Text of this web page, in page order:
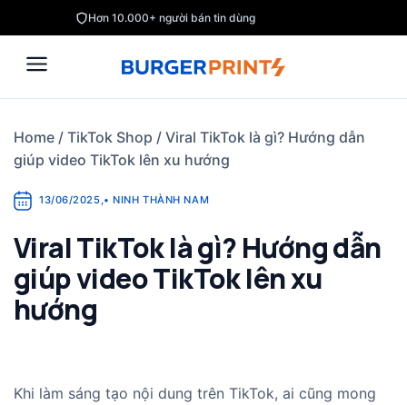
to
content
Hơn 10.000+ người bán tin dùng
Home / TikTok Shop / Viral TikTok là gì? Hướng dẫn
giúp video TikTok lên xu hướng
13/06/2025,• NINH THÀNH NAM
Viral TikTok là gì? Hướng dẫn
giúp video TikTok lên xu
hướng
Khi làm sáng tạo nội dung trên TikTok, ai cũng mong